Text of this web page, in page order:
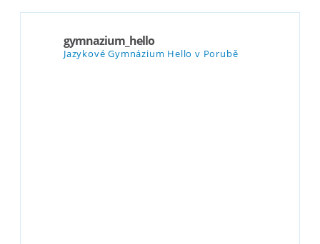
gymnazium_hello
Jazykové Gymnázium Hello v Porubě